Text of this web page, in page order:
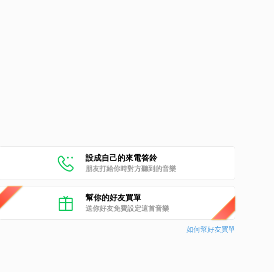
設成自己的來電答鈴
朋友打給你時對方聽到的音樂
幫你的好友買單
送你好友免費設定這首音樂
如何幫好友買單